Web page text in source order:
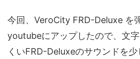
今回、VeroCity FRD-Deluxe を
youtubeにアップしたので、文
くいFRD-Deluxeのサウンドを少